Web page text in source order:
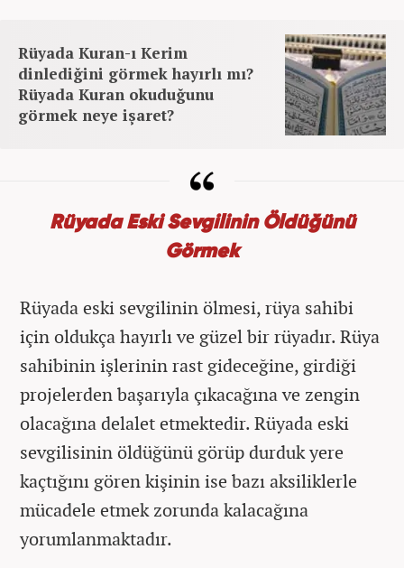
Rüyada Kuran-ı Kerim
dinlediğini görmek hayırlı mı?
Rüyada Kuran okuduğunu
görmek neye işaret?
Rüyada Eski Sevgilinin Öldüğünü
Görmek
Rüyada eski sevgilinin ölmesi, rüya sahibi
için oldukça hayırlı ve güzel bir rüyadır. Rüya
sahibinin işlerinin rast gideceğine, girdiği
projelerden başarıyla çıkacağına ve zengin
olacağına delalet etmektedir. Rüyada eski
sevgilisinin öldüğünü görüp durduk yere
kaçtığını gören kişinin ise bazı aksiliklerle
mücadele etmek zorunda kalacağına
yorumlanmaktadır.